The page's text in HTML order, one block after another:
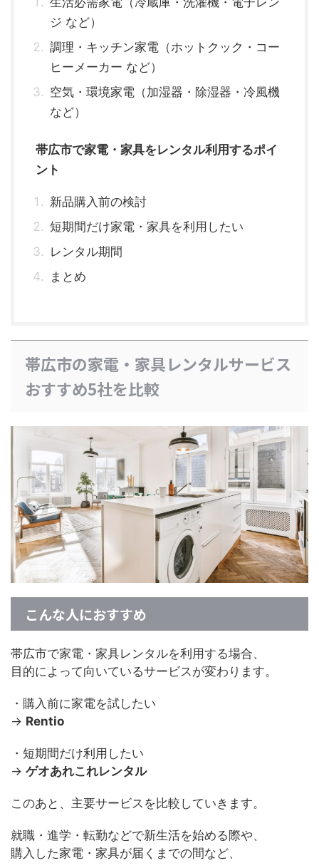
ジ など）
調理・キッチン家電（ホットクック・コー
ヒーメーカー など）
空気・環境家電（加湿器・除湿器・冷風機
など）
帯広市で家電・家具をレンタル利用するポイ
ント
新品購入前の検討
短期間だけ家電・家具を利用したい
レンタル期間
まとめ
帯広市の家電・家具レンタルサービス
おすすめ5社を比較
こんな人におすすめ
帯広市で家電・家具レンタルを利用する場合、
目的によって向いているサービスが変わります。
・購入前に家電を試したい
→ Rentio
・短期間だけ利用したい
→ ゲオあれこれレンタル
このあと、主要サービスを比較していきます。
就職・進学・転勤などで新生活を始める際や、
購入した家電・家具が届くまでの間など、